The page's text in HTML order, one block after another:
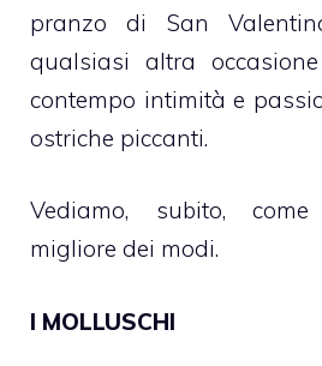
pranzo di San
qualsiasi altra
contempo intimità e
ostriche piccanti.
Vediamo, subito,
migliore dei modi.
I MOLLUSCHI